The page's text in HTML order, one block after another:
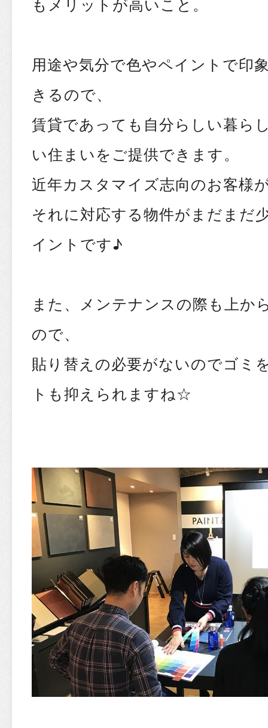
用途や気分で色やペイントで印
きるので、
賃貸であっても自分らしい暮ら
い住まいをご提供できます。
近年カスタマイズ志向のお客様
それに対応する物件がまだまだ
イントです♪
また、メンテナンスの際も上か
ので、
貼り替えの必要がないのでゴミ
トも抑えられますね☆